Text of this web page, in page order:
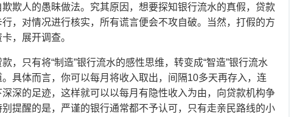
欺人的愚昧做法。究其原因，想要探知银行流水的真假，贷款
，对情况进行核实，所有谎言便会不攻自破。当然，打假的方
，展开调查。
只有将“制造”银行流水的感性思维，转变成“智造”银行流水
具体而言，你可以每月将收入取出，间隔10多天再存入，连
深的足迹，这样就可以以每月有隐性收入为由，向贷款机构争
提醒的是，严谨的银行通常都不予认可，只有走亲民路线的小